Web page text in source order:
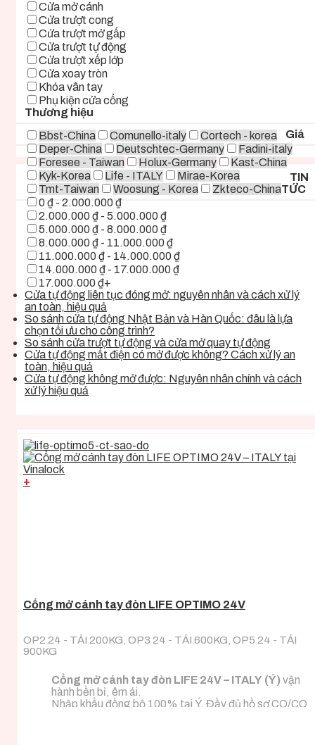
Cửa mở cánh
Cửa trượt cong
Cửa trượt mở gấp
Cửa trượt tự động
Cửa trượt xếp lớp
Cửa xoay tròn
Khóa vân tay
Phụ kiện cửa cổng
Thương hiệu
Bbst-China
Comunello-italy
Cortech - korea
Deper-China
Deutschtec-Germany
Fadini-italy
Foresee - Taiwan
Holux-Germany
Kast-China
Kyk-Korea
Life - ITALY
Mirae-Korea
Tmt-Taiwan
Woosung - Korea Zkteco-China
Giá
0 ₫ - 2.000.000 ₫
2.000.000 ₫ - 5.000.000 ₫
5.000.000 ₫ - 8.000.000 ₫
8.000.000 ₫ - 11.000.000 ₫
11.000.000 ₫ - 14.000.000 ₫
14.000.000 ₫ - 17.000.000 ₫
17.000.000 ₫+
TIN
TỨC
Cửa tự động liên tục đóng mở: nguyên nhân và cách xử lý
an toàn, hiệu quả
So sánh cửa tự động Nhật Bản và Hàn Quốc: đâu là lựa
chọn tối ưu cho công trình?
So sánh cửa trượt tự động và cửa mở quay tự động
Cửa tự động mất điện có mở được không? Cách xử lý an
toàn, hiệu quả
Cửa tự động không mở được: Nguyên nhân chính và cách
xử lý hiệu quả
+
Cổng mở cánh tay đòn LIFE OPTIMO 24V
OP2 24 - TẢI 200KG, OP3 24 - TẢI 600KG, OP5 24 - TẢI
900KG
Cổng mở cánh tay đòn LIFE 24V – ITALY (Ý) vận
hành bền bỉ, êm ái.
Nhập khẩu đồng bộ 100% tại Ý. Đầy đủ hồ sơ CO/CQ